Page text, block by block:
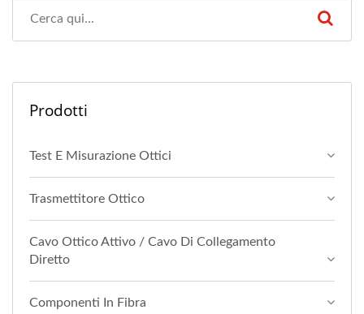
Prodotti
Test E Misurazione Ottici
Trasmettitore Ottico
Cavo Ottico Attivo / Cavo Di Collegamento
Diretto
Componenti In Fibra